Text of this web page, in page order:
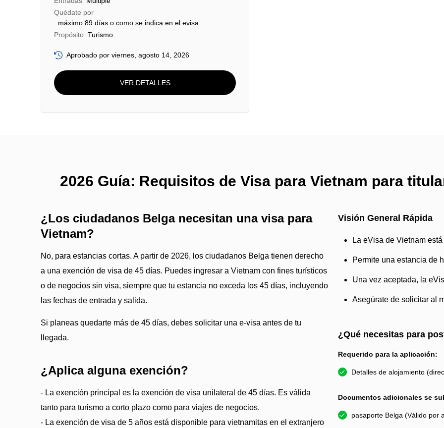
Quédate por
máximo 89 días o como se indica en el evisa
Propósito Turismo
Aprobado por viernes, agosto 14, 2026
VER DETALLES
2026 Guía: Requisitos de Visa para Vietnam para
¿Los ciudadanos Belga necesitan una visa para
Vietnam?
No, para estancias cortas. A partir de 2026, los ciudadanos Belga tienen derecho
a una exención de visa de 45 días. Puedes ingresar a Vietnam con fines turísticos
o de negocios sin visa, siempre que tu estancia no exceda los 45 días, incluyendo
las fechas de entrada y salida.
Si planeas quedarte más de 45 días, debes solicitar una e-visa antes de tu
llegada.
¿Aplica alguna exención?
- La exención principal es la exención de visa unilateral de 45 días. Es válida
tanto para turismo a corto plazo como para viajes de negocios.
- La exención de visa de 5 años está disponible para vietnamitas en el extranjero
Visión General Rápida
La eVisa de Vietnam
Permite una estancia de
Una vez aceptada, la
Asegúrate de solicitar al
¿Qué necesitas para
Requerido para la aplicación:
Detalles de alojamiento
Documentos adicionales se
pasaporte Belga (Válido por